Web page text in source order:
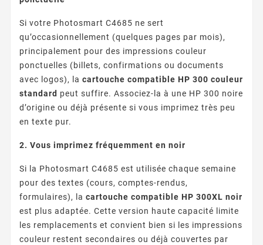
Si votre Photosmart C4685 ne sert
qu’occasionnellement (quelques pages par mois),
principalement pour des impressions couleur
ponctuelles (billets, confirmations ou documents
avec logos), la cartouche compatible HP 300 couleur
standard peut suffire. Associez-la à une HP 300 noire
d’origine ou déjà présente si vous imprimez très peu
en texte pur.
2. Vous imprimez fréquemment en noir
Si la Photosmart C4685 est utilisée chaque semaine
pour des textes (cours, comptes-rendus,
formulaires), la cartouche compatible HP 300XL noir
est plus adaptée. Cette version haute capacité limite
les remplacements et convient bien si les impressions
couleur restent secondaires ou déjà couvertes par